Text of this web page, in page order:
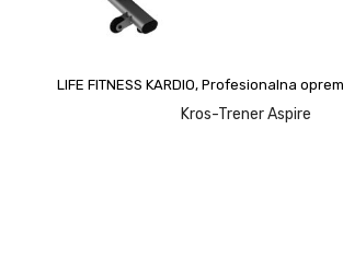
LIFE FITNESS KARDIO, Profesionalna
Kros-Trener Aspire